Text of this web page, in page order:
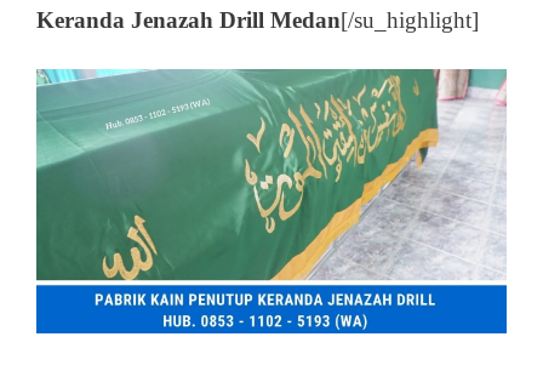
Keranda Jenazah Drill Medan[/su_highlight]